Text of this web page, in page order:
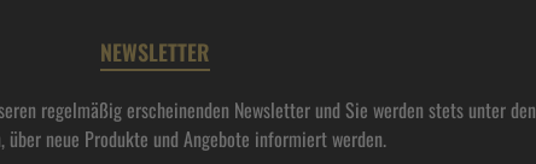
NEWSLETTER
regelmäßig erscheinenden Newsletter und Sie werden stets unter den
über neue Produkte und Angebote informiert werden.